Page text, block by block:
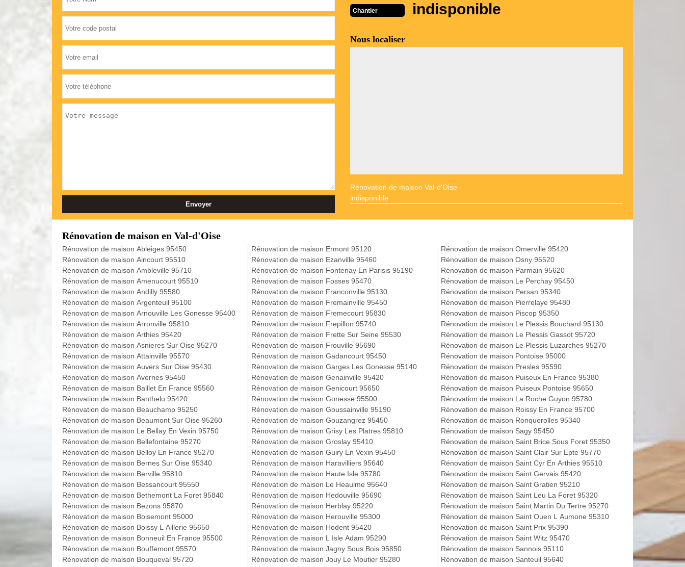
Chantier indisponible
Nous localiser
Rénovation de maison Val-d'Oise
indisponible
Rénovation de maison en Val-d'Oise
Rénovation de maison Ableiges 95450
Rénovation de maison Aincourt 95510
Rénovation de maison Ambleville 95710
Rénovation de maison Amenucourt 95510
Rénovation de maison Andilly 95580
Rénovation de maison Argenteuil 95100
Rénovation de maison Arnouville Les Gonesse 95400
Rénovation de maison Arronville 95810
Rénovation de maison Arthies 95420
Rénovation de maison Asnieres Sur Oise 95270
Rénovation de maison Attainville 95570
Rénovation de maison Auvers Sur Oise 95430
Rénovation de maison Avernes 95450
Rénovation de maison Baillet En France 95560
Rénovation de maison Banthelu 95420
Rénovation de maison Beauchamp 95250
Rénovation de maison Beaumont Sur Oise 95260
Rénovation de maison Le Bellay En Vexin 95750
Rénovation de maison Bellefontaine 95270
Rénovation de maison Belloy En France 95270
Rénovation de maison Bernes Sur Oise 95340
Rénovation de maison Berville 95810
Rénovation de maison Bessancourt 95550
Rénovation de maison Bethemont La Foret 95840
Rénovation de maison Bezons 95870
Rénovation de maison Boisemont 95000
Rénovation de maison Boissy L Aillerie 95650
Rénovation de maison Bonneuil En France 95500
Rénovation de maison Bouffemont 95570
Rénovation de maison Bouqueval 95720
Rénovation de maison Ermont 95120
Rénovation de maison Ezanville 95460
Rénovation de maison Fontenay En Parisis 95190
Rénovation de maison Fosses 95470
Rénovation de maison Franconville 95130
Rénovation de maison Fremainville 95450
Rénovation de maison Fremecourt 95830
Rénovation de maison Frepillon 95740
Rénovation de maison Frette Sur Seine 95530
Rénovation de maison Frouville 95690
Rénovation de maison Gadancourt 95450
Rénovation de maison Garges Les Gonesse 95140
Rénovation de maison Genainville 95420
Rénovation de maison Genicourt 95650
Rénovation de maison Gonesse 95500
Rénovation de maison Goussainville 95190
Rénovation de maison Gouzangrez 95450
Rénovation de maison Grisy Les Platres 95810
Rénovation de maison Groslay 95410
Rénovation de maison Guiry En Vexin 95450
Rénovation de maison Haravilliers 95640
Rénovation de maison Haute Isle 95780
Rénovation de maison Le Heaulme 95640
Rénovation de maison Hedouville 95690
Rénovation de maison Herblay 95220
Rénovation de maison Herouville 95300
Rénovation de maison Hodent 95420
Rénovation de maison L Isle Adam 95290
Rénovation de maison Jagny Sous Bois 95850
Rénovation de maison Jouy Le Moutier 95280
Rénovation de maison Omerville 95420
Rénovation de maison Osny 95520
Rénovation de maison Parmain 95620
Rénovation de maison Le Perchay 95450
Rénovation de maison Persan 95340
Rénovation de maison Pierrelaye 95480
Rénovation de maison Piscop 95350
Rénovation de maison Le Plessis Bouchard 95130
Rénovation de maison Le Plessis Gassot 95720
Rénovation de maison Le Plessis Luzarches 95270
Rénovation de maison Pontoise 95000
Rénovation de maison Presles 95590
Rénovation de maison Puiseux En France 95380
Rénovation de maison Puiseux Pontoise 95650
Rénovation de maison La Roche Guyon 95780
Rénovation de maison Roissy En France 95700
Rénovation de maison Ronquerolles 95340
Rénovation de maison Sagy 95450
Rénovation de maison Saint Brice Sous Foret 95350
Rénovation de maison Saint Clair Sur Epte 95770
Rénovation de maison Saint Cyr En Arthies 95510
Rénovation de maison Saint Gervais 95420
Rénovation de maison Saint Gratien 95210
Rénovation de maison Saint Leu La Foret 95320
Rénovation de maison Saint Martin Du Tertre 95270
Rénovation de maison Saint Ouen L Aumone 95310
Rénovation de maison Saint Prix 95390
Rénovation de maison Saint Witz 95470
Rénovation de maison Sannois 95110
Rénovation de maison Santeuil 95640